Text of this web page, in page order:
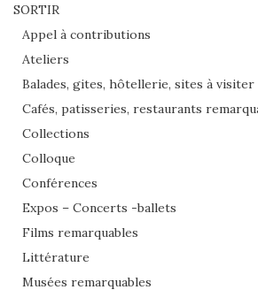
SORTIR
Appel à contributions
Ateliers
Balades, gites, hôtellerie, sites à visiter
Cafés, patisseries, restaurants
Collections
Colloque
Conférences
Expos – Concerts -ballets
Films remarquables
Littérature
Musées remarquables